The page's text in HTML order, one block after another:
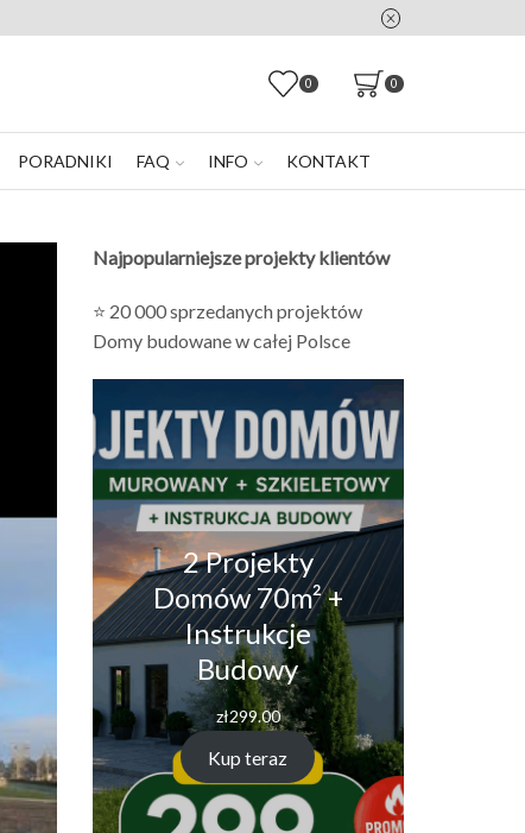
sam
0 0
PORADNIKI FAQ INFO KONTAKT
Najpopularniejsze projekty klientów
⭐ 20 000 sprzedanych projektów
Domy budowane w całej Polsce
2 Projekty
Domów 70m² +
Instrukcje
Budowy
zł299.00
Kup teraz